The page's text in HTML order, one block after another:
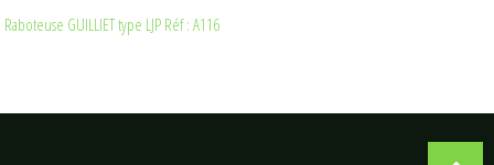
Raboteuse GUILLIET type LJP Réf : A116